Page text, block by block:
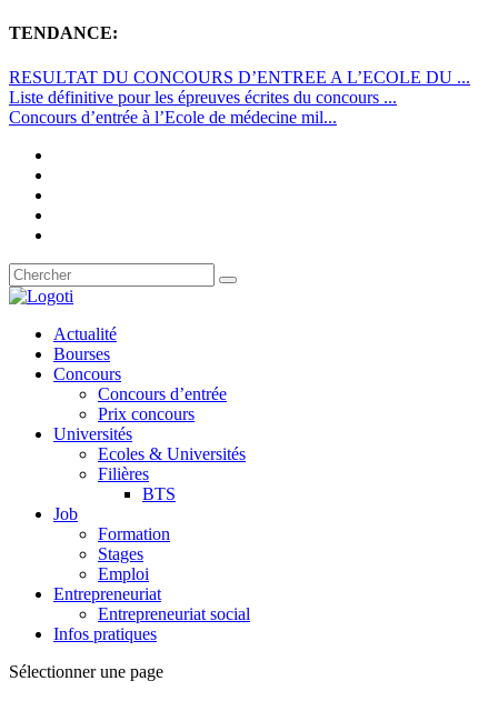
TENDANCE:
RESULTAT DU CONCOURS D’ENTREE A L’ECOLE DU ...
Liste définitive pour les épreuves écrites du concours ...
Concours d’entrée à l’Ecole de médecine mil...
Actualité
Bourses
Concours
Concours d’entrée
Prix concours
Universités
Ecoles & Universités
Filières
BTS
Job
Formation
Stages
Emploi
Entrepreneuriat
Entrepreneuriat social
Infos pratiques
Sélectionner une page